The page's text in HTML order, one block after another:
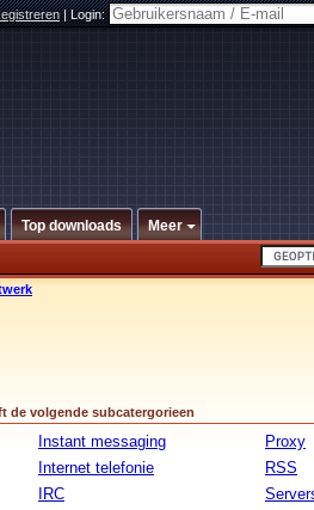
|Login:
Top downloads Meer
de volgende subcatergorieen
Instant messaging
Internet telefonie
IRC
Proxy
RSS